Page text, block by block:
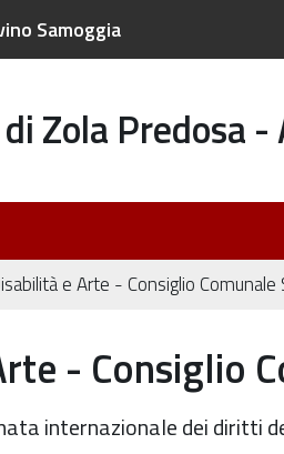
Samoggia
Zola Predosa
e Arte - Consiglio Comunale
- Consiglio
internazionale dei diritti